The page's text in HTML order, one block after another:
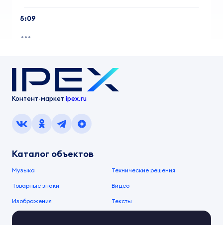
5:09
Контент-маркет ipex.ru
Каталог объектов
Музыка Технические решения
Товарные знаки Видео
Изображения Тексты
О компании